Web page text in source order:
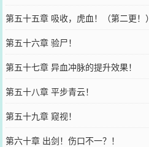
第五十五章 吸收，虎血！（第二更！）
第五十六章 验尸！
第五十七章 异血冲脉的提升效果！
第五十八章 平步青云！
第五十九章 窥视！
第六十章 出剑！伤口不一？！